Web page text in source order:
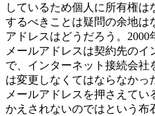
しているため個人に所有権
するべきことは疑問の余地は
アドレスはどうだろう。2000
メールアドレスは契約先の
で、インターネット接続会社
は変更しなくてはならなか
メールアドレスを押さえてい
かえされないのではという布